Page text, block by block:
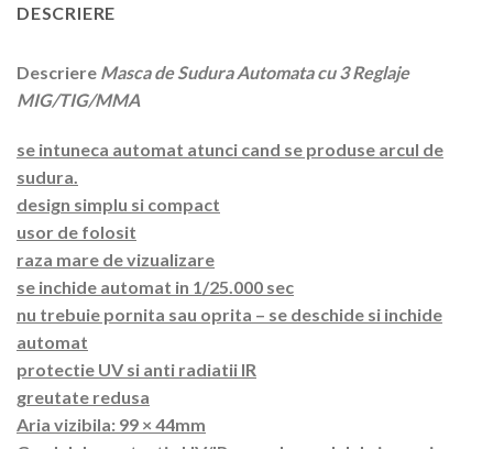
DESCRIERE
Descriere Masca de Sudura Automata cu 3 Reglaje
MIG/TIG/MMA
se intuneca automat atunci cand se produse arcul de
sudura.
design simplu si compact
usor de folosit
raza mare de vizualizare
se inchide automat in 1/25.000 sec
nu trebuie pornita sau oprita – se deschide si inchide
automat
protectie UV si anti radiatii IR
greutate redusa
Aria vizibila: 99 × 44mm